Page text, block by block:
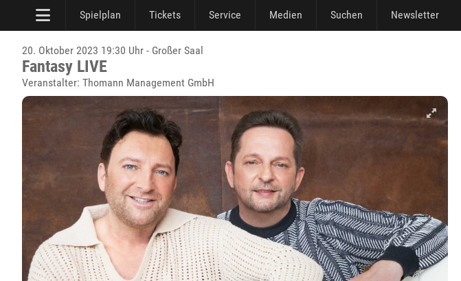
Spielplan Tickets Service Medien Suchen Newsletter
20. Oktober 2023 19:30 Uhr - Großer Saal
Fantasy LIVE
Veranstalter: Thomann Management GmbH